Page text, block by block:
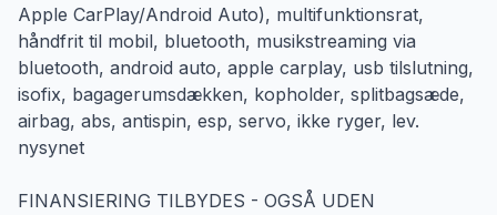
Apple CarPlay/Android Auto), multifunktionsrat,
håndfrit til mobil, bluetooth, musikstreaming via
bluetooth, android auto, apple carplay, usb tilslutning,
isofix, bagagerumsdækken, kopholder, splitbagsæde,
airbag, abs, antispin, esp, servo, ikke ryger, lev.
nysynet
FINANSIERING TILBYDES - OGSÅ UDEN